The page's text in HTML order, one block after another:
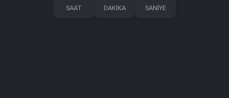
SAAT DAKİKA SANİYE